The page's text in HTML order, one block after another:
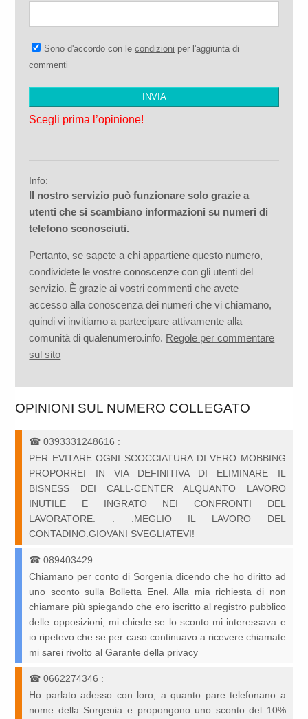
Sono d'accordo con lecondizioni per l'aggiunta di
commenti
Scegli prima l’opinione!
Info:
Il nostro servizio può funzionare solo grazie a
utenti che si scambiano informazioni su numeri di
telefono sconosciuti.
Pertanto, se sapete a chi appartiene questo numero,
condividete le vostre conoscenze con gli utenti del
servizio. È grazie ai vostri commenti che avete
accesso alla conoscenza dei numeri che vi chiamano,
quindi vi invitiamo a partecipare attivamente alla
comunità di qualenumero.info. Regole per commentare
sul sito
OPINIONI SUL NUMERO COLLEGATO
☎0393331248616 :
PER EVITARE OGNI SCOCCIATURA DI VERO MOBBING
PROPORREI IN VIA DEFINITIVA DI ELIMINARE IL
BISNESS DEI CALL-CENTER ALQUANTO LAVORO
INUTILE E INGRATO NEI CONFRONTI DEL
LAVORATORE. . .MEGLIO IL LAVORO DEL
CONTADINO.GIOVANI SVEGLIATEVI!
☎089403429 :
Chiamano per conto di Sorgenia dicendo che ho diritto ad
uno sconto sulla Bolletta Enel. Alla mia richiesta di non
chiamare più spiegando che ero iscritto al registro pubblico
delle opposizioni, mi chiede se lo sconto mi interessava e
io ripetevo che se per caso continuavo a ricevere chiamate
mi sarei rivolto al Garante della privacy
☎0662274346 :
Ho parlato adesso con loro, a quanto pare telefonano a
nome della Sorgenia e propongono uno sconto del 10%